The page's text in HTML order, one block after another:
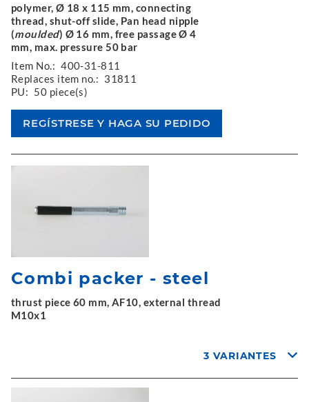
polymer, Ø 18 x 115 mm, connecting
thread, shut-off slide, Pan head nipple
(moulded) Ø 16 mm, free passage Ø 4
mm, max. pressure 50 bar
Item No.: 400-31-811
Replaces item no.: 31811
PU: 50 piece(s)
Combi packer - steel
thrust piece 60 mm, AF10, external thread
M10x1
3 VARIANTES